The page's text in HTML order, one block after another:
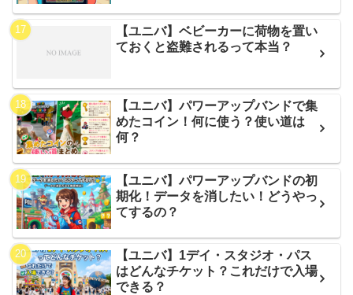
【ユニバ】ベビーカーに荷物を置い
ておくと盗難されるって本当？
【ユニバ】パワーアップバンドで集
めたコイン！何に使う？使い道は
何？
【ユニバ】パワーアップバンドの初
期化！データを消したい！どうやっ
てするの？
【ユニバ】1デイ・スタジオ・パス
はどんなチケット？これだけで入場
できる？